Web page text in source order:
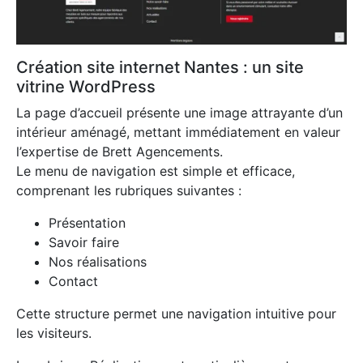
Création site internet Nantes : un site
vitrine WordPress
La page d’accueil présente une image attrayante d’un
intérieur aménagé, mettant immédiatement en valeur
l’expertise de Brett Agencements.
Le menu de navigation est simple et efficace,
comprenant les rubriques suivantes :
Présentation
Savoir faire
Nos réalisations
Contact
Cette structure permet une navigation intuitive pour
les visiteurs.